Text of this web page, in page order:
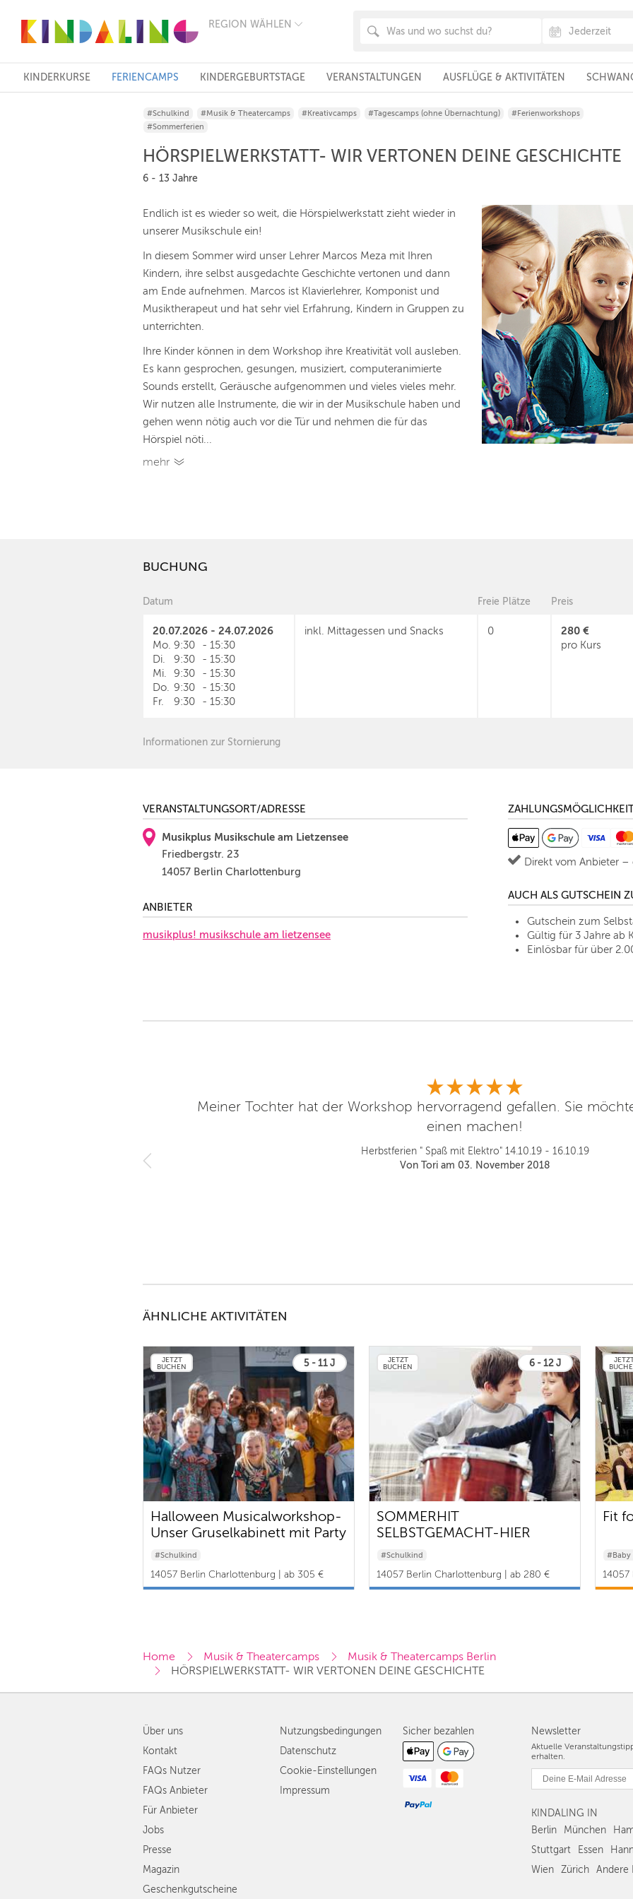
REGION WÄHLEN
FRANKFURT
KÖLN
STUTTGART
HANNOVER
LEIPZIG
ZÜRICH
ANDERE
KINDERKURSE FERIENCAMPS KINDERGEBURTSTAGE VERANSTALTUNGEN AUSFLÜGE & AKTIVITÄTEN
#Schulkind #Musik & Theatercamps #Kreativcamps #Tagescamps (ohne Übernachtung)
#Ferienworkshops
#Sommerferien
HÖRSPIELWERKSTATT- WIR VERTONEN DEINE GESCHICHTE
6 - 13 Jahre
Endlich ist es wieder so weit, die Hörspielwerkstatt zieht wieder in
unserer Musikschule ein!
In diesem Sommer wird unser Lehrer Marcos Meza mit Ihren
Kindern, ihre selbst ausgedachte Geschichte vertonen und dann
am Ende aufnehmen. Marcos ist Klavierlehrer, Komponist und
Musiktherapeut und hat sehr viel Erfahrung, Kindern in Gruppen zu
unterrichten.
Ihre Kinder können in dem Workshop ihre Kreativität voll ausleben.
Es kann gesprochen, gesungen, musiziert, computeranimierte
Sounds erstellt, Geräusche aufgenommen und vieles vieles mehr.
Wir nutzen alle Instrumente, die wir in der Musikschule haben und
gehen wenn nötig auch vor die Tür und nehmen die für das
Hörspiel nöti...
mehr
BUCHUNG
Datum Freie Plätze Preis
20.07.2026 - 24.07.2026
Mo. 9:30 - 15:30
Di.
9:30 - 15:30
Mi.
9:30 - 15:30
Do.
9:30 - 15:30
Fr.
9:30 - 15:30
inkl. Mittagessen und Snacks 0 280 €
pro Kurs
Informationen zur Stornierung
Direkt vom Anbieter –
AUCH ALS GUTSCHEIN
Gutschein zum
Gültig für 3 Jahre ab
Einlösbar für über
VERANSTALTUNGSORT/ADRESSE
Musikplus Musikschule am Lietzensee
Friedbergstr. 23
14057 Berlin Charlottenburg
ANBIETER
musikplus! musikschule am lietzensee
Meiner Tochter hat der Workshop hervorragend gefallen. Sie
einen machen!
Herbstferien " Spaß mit Elektro" 14.10.19 - 16.10.19
Von Tori am 03. November 2018
ÄHNLICHE AKTIVITÄTEN
JETZT
BUCHEN
5 - 11 J
Halloween Musicalworkshop-
Unser Gruselkabinett mit Party
#Schulkind
14057 Berlin Charlottenburg | ab 305 €
JETZT
BUCHEN
6 - 12 J
SOMMERHIT
SELBSTGEMACHT-HIER
ENTSTEHEN DIE HITS VON
#Schulkind
14057 Berlin Charlottenburg | ab 280 €
Fit
#Baby
Home Musik & Theatercamps
Musik & Theatercamps Berlin
HÖRSPIELWERKSTATT- WIR VERTONEN DEINE GESCHICHTE
Newsletter
Aktuelle
erhalten.
KINDALING IN
Berlin
München
Stuttgart
Essen
Wien
Zürich Andere
Über uns
Kontakt
FAQs Nutzer
FAQs Anbieter
Für Anbieter
Jobs
Presse
Magazin
Geschenkgutscheine
Nutzungsbedingungen
Datenschutz
Cookie-Einstellungen
Impressum
Sicher bezahlen